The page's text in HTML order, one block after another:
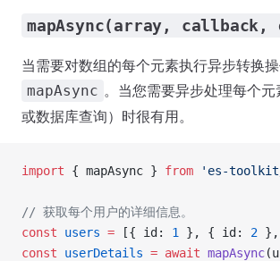
mapAsync(array, callback,
当需要对数组的每个元素执行异步转换
mapAsync 。当您需要异步处理每个元
或数据库查询）时很有用。
import { mapAsync } from 'es-
// 获取每个用户的详细信息。
const users = [{ id: 1 }, { id: 2
const userDetails = await mapAsync